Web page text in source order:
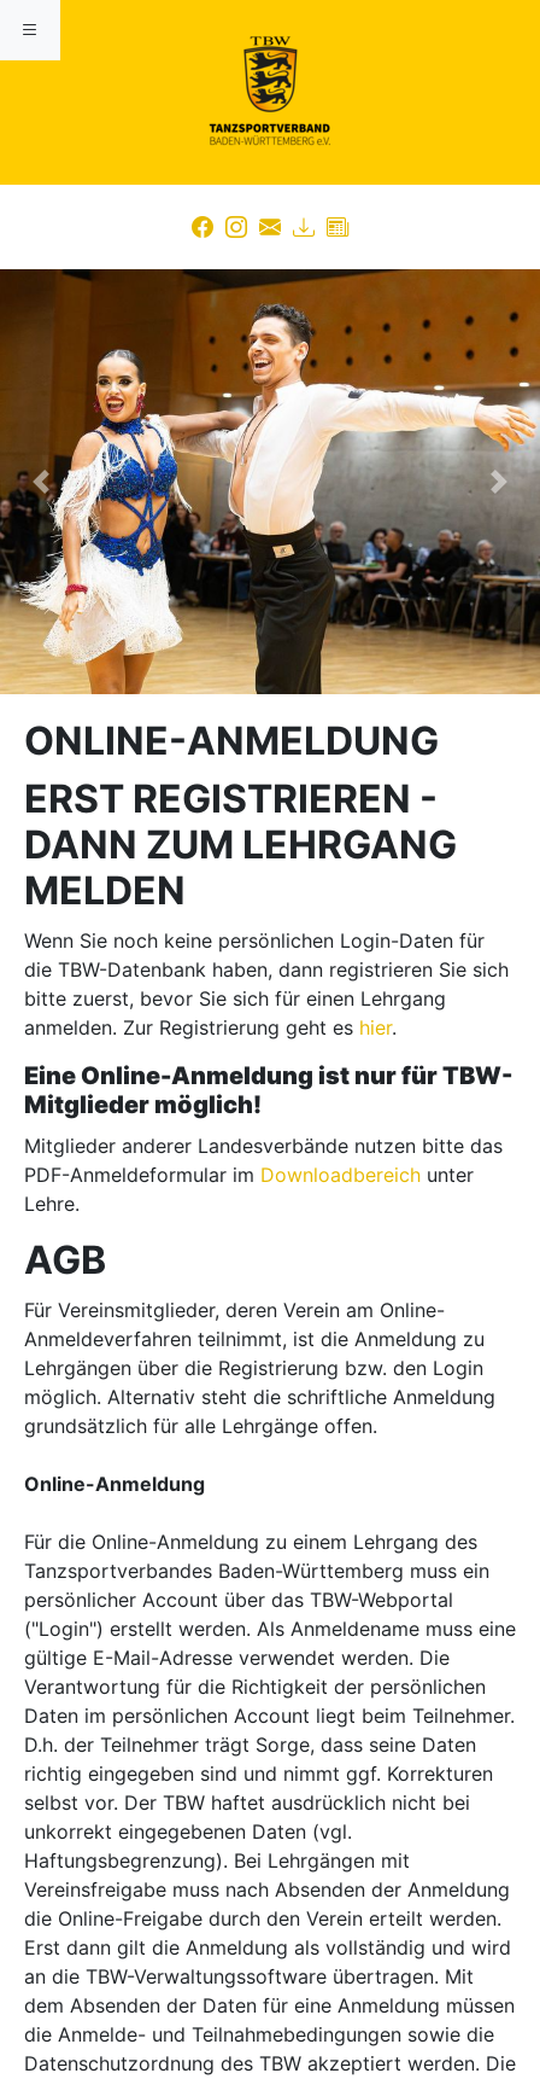
Previous Next
ONLINE-ANMELDUNG
ERST REGISTRIEREN -
DANN ZUM LEHRGANG
MELDEN
Wenn Sie noch keine persönlichen Login-Daten für
die TBW-Datenbank haben, dann registrieren Sie sich
bitte zuerst, bevor Sie sich für einen Lehrgang
anmelden. Zur Registrierung geht es hier.
Eine Online-Anmeldung ist nur für TBW-
Mitglieder möglich!
Mitglieder anderer Landesverbände nutzen bitte das
PDF-Anmeldeformular im Downloadbereich unter
Lehre.
AGB
Für Vereinsmitglieder, deren Verein am Online-
Anmeldeverfahren teilnimmt, ist die Anmeldung zu
Lehrgängen über die Registrierung bzw. den Login
möglich. Alternativ steht die schriftliche Anmeldung
grundsätzlich für alle Lehrgänge offen.
Online-Anmeldung
Für die Online-Anmeldung zu einem Lehrgang des
Tanzsportverbandes Baden-Württemberg muss ein
persönlicher Account über das TBW-Webportal
("Login") erstellt werden. Als Anmeldename muss eine
gültige E-Mail-Adresse verwendet werden. Die
Verantwortung für die Richtigkeit der persönlichen
Daten im persönlichen Account liegt beim Teilnehmer.
D.h. der Teilnehmer trägt Sorge, dass seine Daten
richtig eingegeben sind und nimmt ggf. Korrekturen
selbst vor. Der TBW haftet ausdrücklich nicht bei
unkorrekt eingegebenen Daten (vgl.
Haftungsbegrenzung). Bei Lehrgängen mit
Vereinsfreigabe muss nach Absenden der Anmeldung
die Online-Freigabe durch den Verein erteilt werden.
Erst dann gilt die Anmeldung als vollständig und wird
an die TBW-Verwaltungssoftware übertragen. Mit
dem Absenden der Daten für eine Anmeldung müssen
die Anmelde- und Teilnahmebedingungen sowie die
Datenschutzordnung des TBW akzeptiert werden. Die